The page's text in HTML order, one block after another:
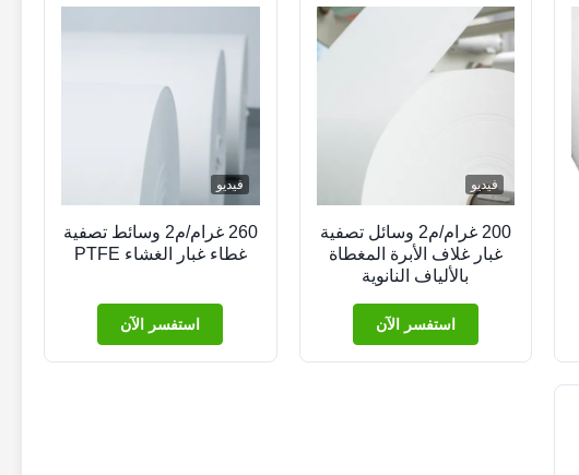
فيديو
200 غرام/م2 وسائل تصفية
غبار غلاف الأبرة المغطاة
بالألياف النانوية
استفسر الآن
فيديو
260 غرام/م2 وسائط تصفية
غطاء غبار الغشاء PTFE
استفسر الآن